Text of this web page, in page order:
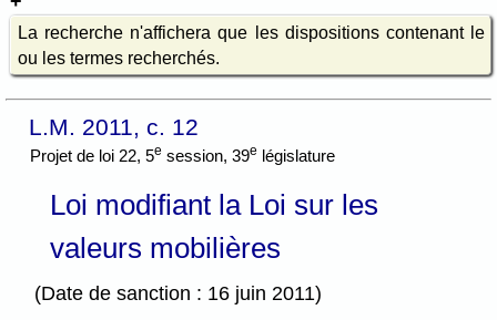
La recherche n'affichera que les dispositions contenant le
ou les termes recherchés.
L.M. 2011, c. 12
Projet de loi 22, 5e session, 39e législature
Loi modifiant la Loi sur les
valeurs mobilières
(Date de sanction : 16 juin 2011)